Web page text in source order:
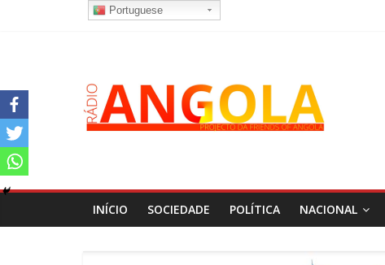
INÍCIO SOCIEDADE POLÍTICA NACIONAL
Portuguese